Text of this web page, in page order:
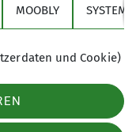
MOOBLY SYSTEM
und Cookie)